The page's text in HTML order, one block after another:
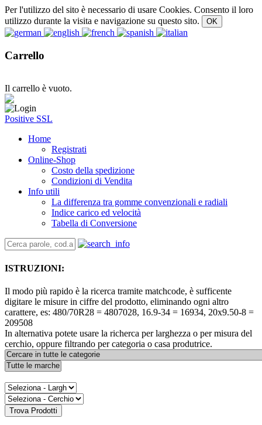
Per l'utilizzo del sito è necessario di usare Cookies. Consento il loro
utilizzo durante la visita e navigazione su questo sito.
Carrello
Il carrello è vuoto.
Positive SSL
Home
Registrati
Online-Shop
Costo della spedizione
Condizioni di Vendita
Info utili
La differenza tra gomme convenzionali e radiali
Indice carico ed velocità
Tabella di Conversione
ISTRUZIONI:
Il modo più rapido è la ricerca tramite matchcode, è sufficente
digitare le misure in ciffre del prodotto, eliminando ogni altro
carattere, es: 480/70R28 = 4807028, 16.9-34 = 16934, 20x9.50-8 =
209508
In alternativa potete usare la richerca per larghezza o per misura del
cerchio, oppure filtrando per categoria o casa produtrice.